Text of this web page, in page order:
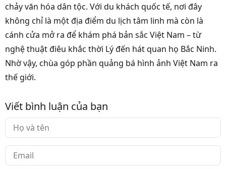
chảy văn hóa dân tộc. Với du khách quốc tế, nơi đây
không chỉ là một địa điểm du lịch tâm linh mà còn là
cánh cửa mở ra để khám phá bản sắc Việt Nam – từ
nghệ thuật điêu khắc thời Lý đến hát quan họ Bắc Ninh.
Nhờ vậy, chùa góp phần quảng bá hình ảnh Việt Nam ra
thế giới.
Viết bình luận của bạn